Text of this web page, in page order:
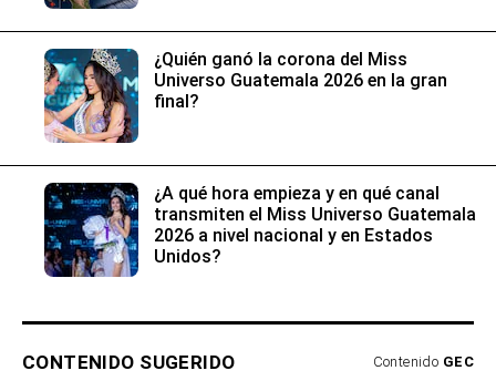
¿Quién ganó la corona del Miss
Universo Guatemala 2026 en la gran
final?
¿A qué hora empieza y en qué canal
transmiten el Miss Universo Guatemala
2026 a nivel nacional y en Estados
Unidos?
CONTENIDO SUGERIDO Contenido GEC